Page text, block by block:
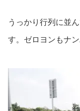
うっかり行列に並
す。ゼロヨンもナン